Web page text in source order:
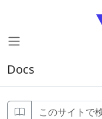
Docs